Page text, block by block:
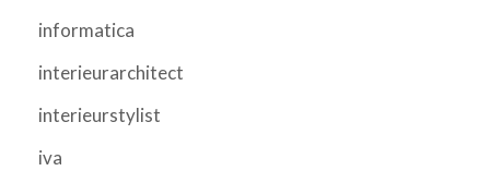
informatica
interieurarchitect
interieurstylist
iva